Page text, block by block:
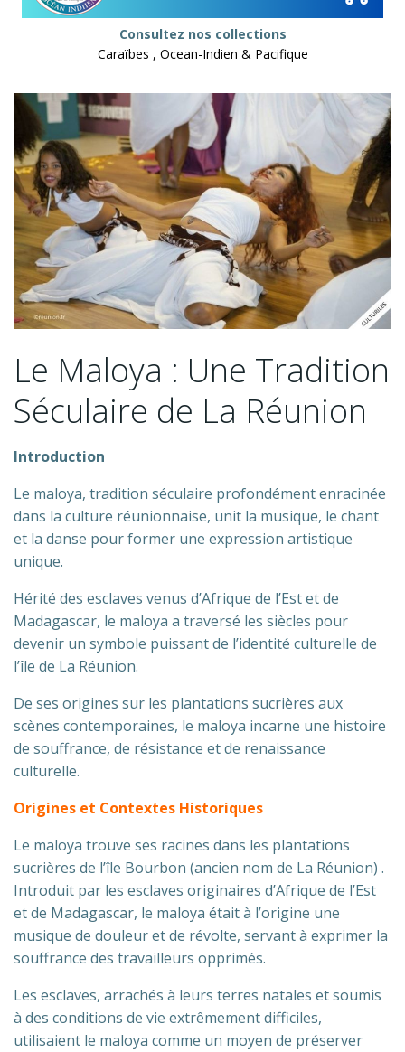
Consultez nos collections
Caraïbes , Ocean-Indien & Pacifique
Le Maloya : Une Tradition
Séculaire de La Réunion
Introduction
Le maloya, tradition séculaire profondément enracinée
dans la culture réunionnaise, unit la musique, le chant
et la danse pour former une expression artistique
unique.
Hérité des esclaves venus d’Afrique de l’Est et de
Madagascar, le maloya a traversé les siècles pour
devenir un symbole puissant de l’identité culturelle de
l’île de La Réunion.
De ses origines sur les plantations sucrières aux
scènes contemporaines, le maloya incarne une histoire
de souffrance, de résistance et de renaissance
culturelle.
Origines et Contextes Historiques
Le maloya trouve ses racines dans les plantations
sucrières de l’île Bourbon (ancien nom de La Réunion) .
Introduit par les esclaves originaires d’Afrique de l’Est
et de Madagascar, le maloya était à l’origine une
musique de douleur et de révolte, servant à exprimer la
souffrance des travailleurs opprimés.
Les esclaves, arrachés à leurs terres natales et soumis
à des conditions de vie extrêmement difficiles,
utilisaient le maloya comme un moyen de préserver